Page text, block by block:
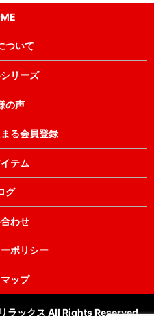
ついて
リーズ
の声
る会員登録
テム
グ
わせ
ポリシー
ップ
ックス All Rights Reserved.